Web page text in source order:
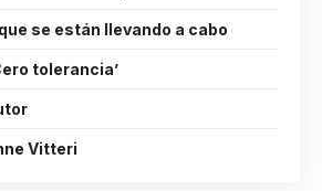
se están llevando a cabo
tolerancia’
Vitteri